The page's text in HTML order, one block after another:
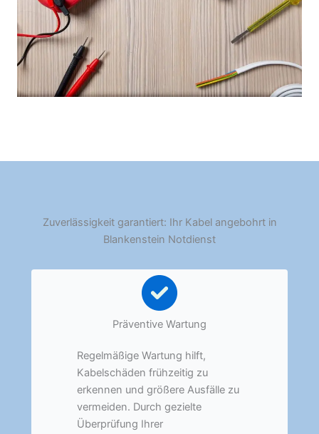
Zuverlässigkeit garantiert: Ihr Kabel angebohrt in
Blankenstein Notdienst
Präventive Wartung
Regelmäßige Wartung hilft,
Kabelschäden frühzeitig zu
erkennen und größere Ausfälle zu
vermeiden. Durch gezielte
Überprüfung Ihrer